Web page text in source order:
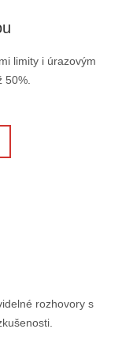
limity i úrazovým
50%.
rozhovory s